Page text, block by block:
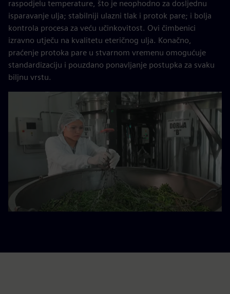
raspodjelu temperature, što je neophodno za dosljednu
isparavanje ulja; stabilniji ulazni tlak i protok pare; i bolja
kontrola procesa za veću učinkovitost. Ovi čimbenici
izravno utječu na kvalitetu eteričnog ulja. Konačno,
praćenje protoka pare u stvarnom vremenu omogućuje
standardizaciju i pouzdano ponavljanje postupka za svaku
biljnu vrstu.